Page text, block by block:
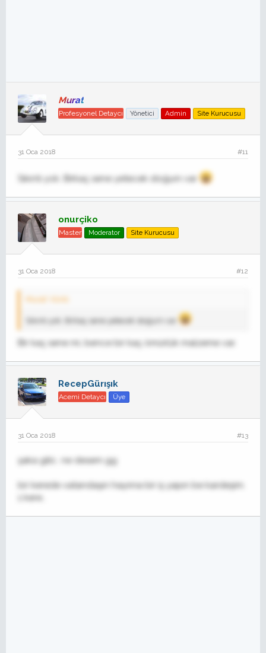
Murat
Profesyonel Detaycı Yönetici Admin Site Kurucusu
31 Oca 2018 #11
Sıkıntı yok. Birkaç sene yetecek stoğum var
onurçiko
Master Moderator Site Kurucusu
31 Oca 2018 #12
Sıkıntı yok. Birkaç sene yetecek stoğum var
Bir kaç sene mi, bence bir kaç ömürlük malzeme var.
RecepGürışık
Acemi Detaycı Üye
31 Oca 2018 #13
şaka gibi.. ne desem gg
bir kerede vatandaşın hayrına bir iş yapın be kardeşim.
1 kere..